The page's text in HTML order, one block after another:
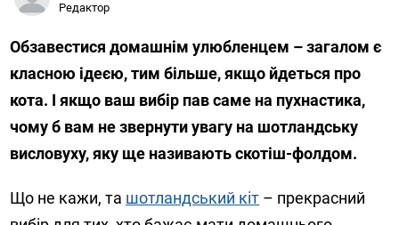
Редактор
Обзавестися домашнім улюбленцем – загалом є
класною ідеєю, тим більше, якщо йдеться про
кота. І якщо ваш вибір пав саме на пухнастика,
чому б вам не звернути увагу на шотландську
висловуху, яку ще називають скотіш-фолдом.
Що не кажи, та шотландський кіт – прекрасний